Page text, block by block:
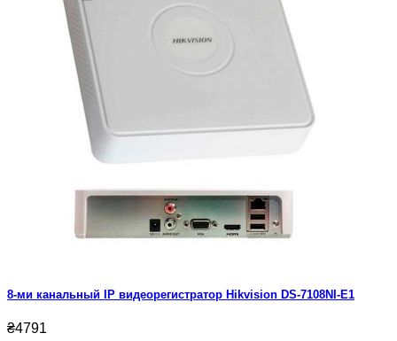
8-ми канальный IP видеорегистратор Hikvision DS-7108NI-E1
₴4791